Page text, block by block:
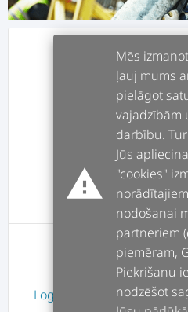
info
assignment
forum
message
User has no
Login
Signup
warning
Mēs
ļauj mums
pielāgot
vajadzībām
darbību.
Jūs
"cookies"
nodošanai
partneriem
piemēram,
Piekrišanu
nodzēšot